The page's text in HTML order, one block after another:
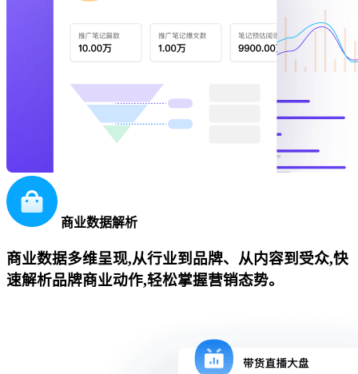
商业数据解析
商业数据多维呈现,从行业到品牌、从内容到受众,快
速解析品牌商业动作,轻松掌握营销态势。